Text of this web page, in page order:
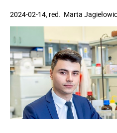
2024-02-14, red. Marta